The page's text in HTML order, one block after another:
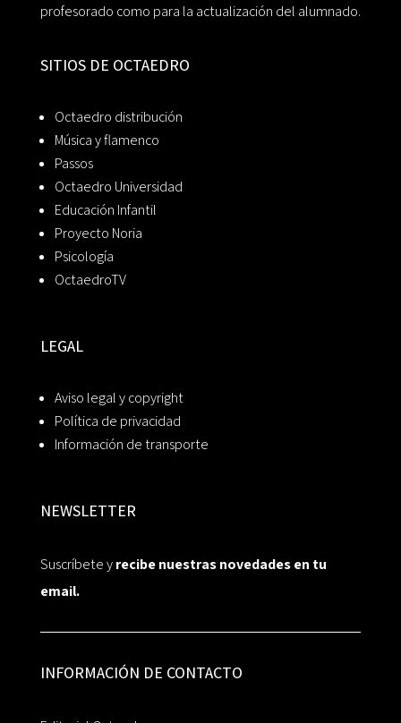
profesorado como para la actualización del alumnado.
SITIOS DE OCTAEDRO
Octaedro distribución
Música y flamenco
Passos
Octaedro Universidad
Educación Infantil
Proyecto Noria
Psicología
OctaedroTV
LEGAL
Aviso legal y copyright
Política de privacidad
Información de transporte
NEWSLETTER
Suscríbete yrecibe nuestras novedades en tu
email.
INFORMACIÓN DE CONTACTO